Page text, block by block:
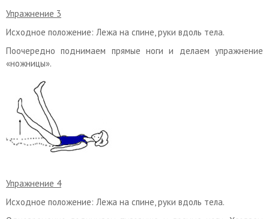
Упражнение 3
Исходное положение: Лежа на спине, руки вдоль тела.
Поочередно поднимаем прямые ноги и делаем упражнение
«ножницы».
Упражнение 4
Исходное положение: Лежа на спине, руки вдоль тела.